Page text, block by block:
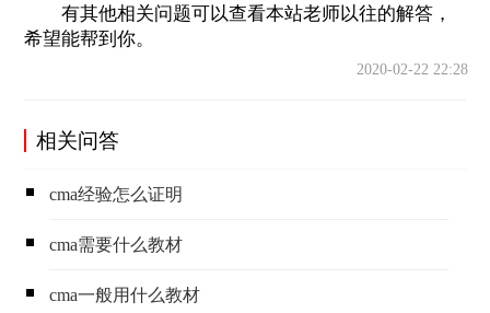
有其他相关问题可以查看本站老师以往的解答，
希望能帮到你。
2020-02-22 22:28
相关问答
cma经验怎么证明
cma需要什么教材
cma一般用什么教材